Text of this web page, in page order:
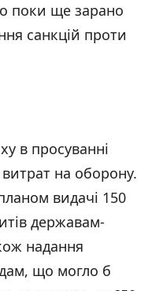
поки ще зарано
санкцій проти
в просуванні
на оборону.
видачі 150
державам-
надання
що могло б